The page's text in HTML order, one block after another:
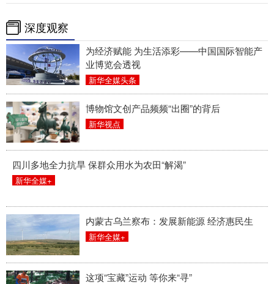
深度观察
为经济赋能 为生活添彩——中国国际智能产
业博览会透视
新华全媒头条
博物馆文创产品频频“出圈”的背后
新华视点
四川多地全力抗旱 保群众用水为农田“解渴”
新华全媒+
内蒙古乌兰察布：发展新能源 经济惠民生
新华全媒+
这项“宝藏”运动 等你来“寻”